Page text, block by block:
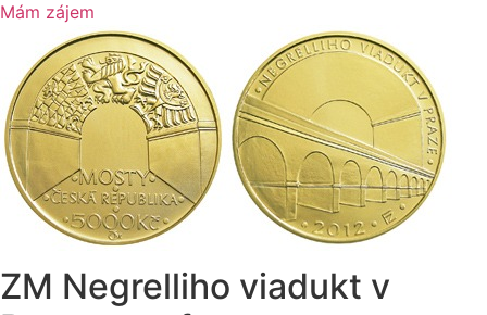
Mám zájem
ZM Negrelliho viadukt v